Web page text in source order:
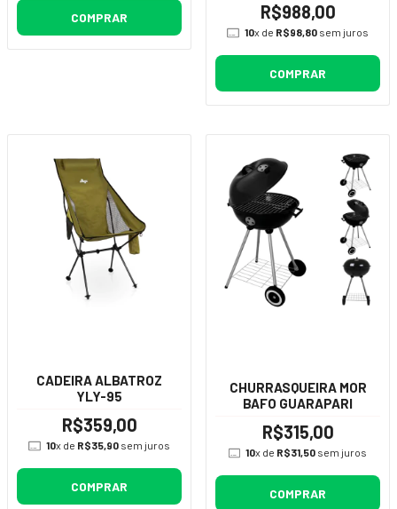
COMPRAR R$988,00
10x de R$98,80sem juros
COMPRAR
CADEIRA ALBATROZ
YLY-95
R$359,00
10x de R$35,90sem juros
COMPRAR
CHURRASQUEIRA MOR
BAFO GUARAPARI
R$315,00
10x de R$31,50 sem juros
COMPRAR